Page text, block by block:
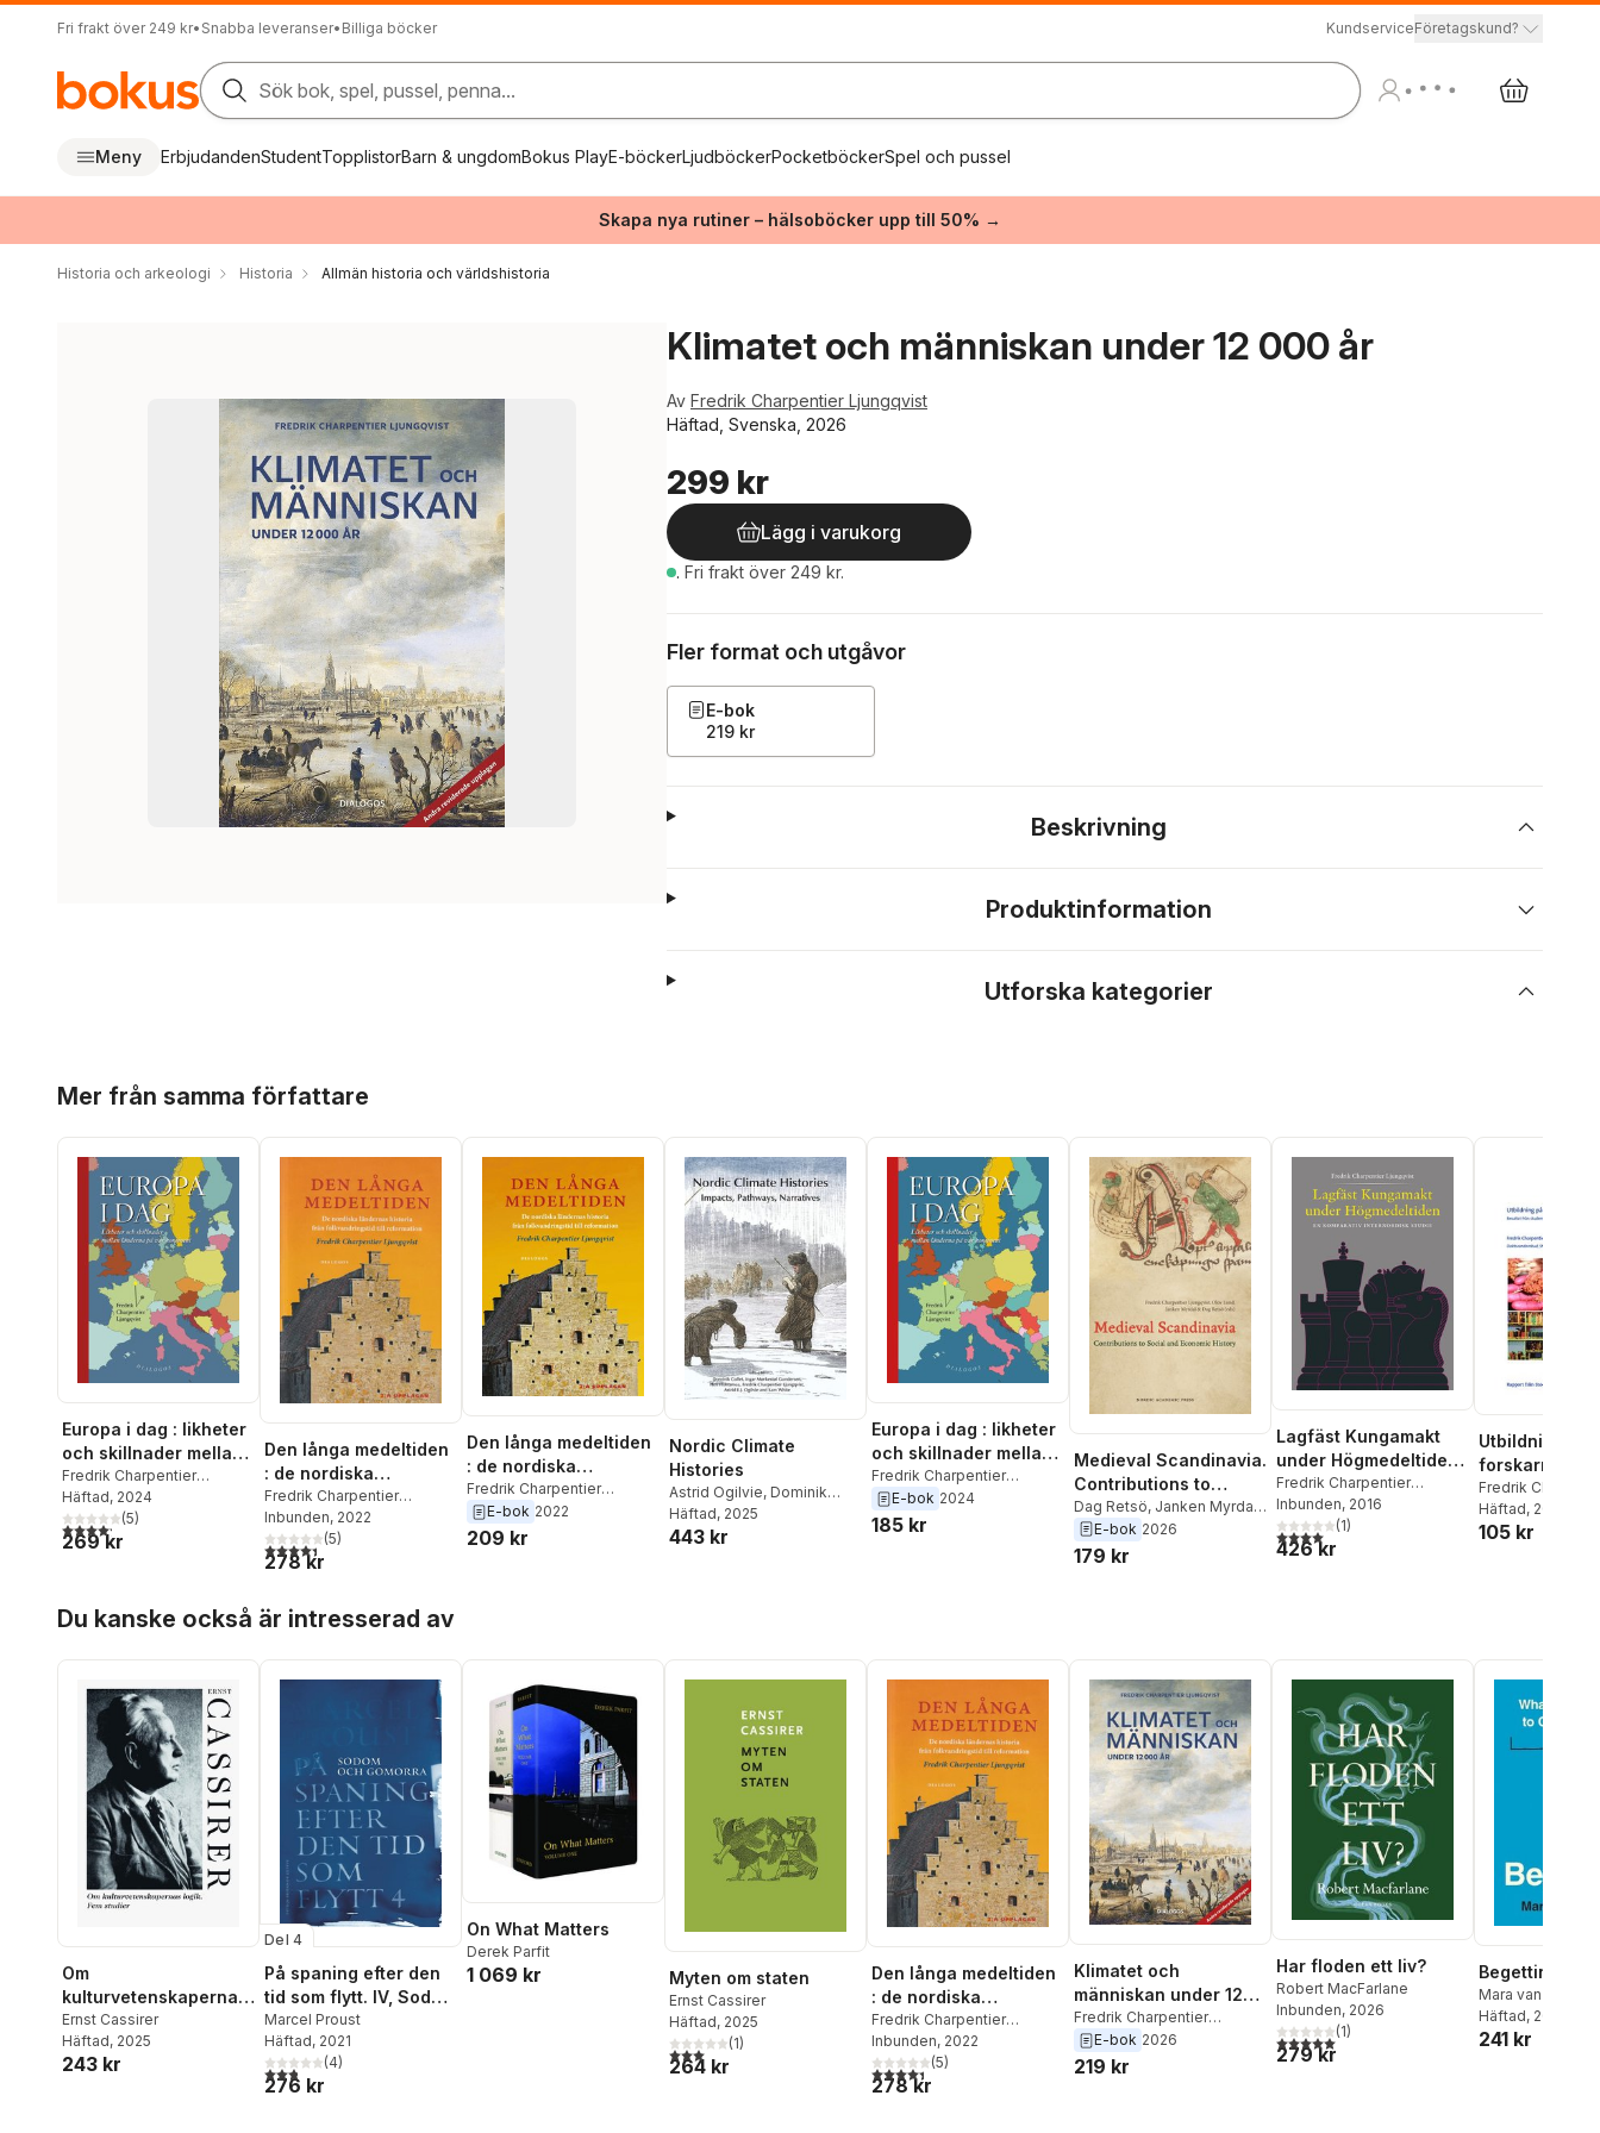
Fri frakt över 249 kr• Snabba leveranser• Billiga böcker KundserviceFöretagskund?
Sök bok, spel, pussel, penna...
Meny ErbjudandenStudentTopplistorBarn & ungdomBokus PlayE-böckerLjudböckerPocketböckerSpel och pussel
Skapa nya rutiner – hälsoböcker upp till 50% →
Historia och arkeologi Historia Allmän historia och världshistoria
Klimatet och människan under 12 000 år
Av Fredrik Charpentier Ljungqvist
Häftad, Svenska, 2026
299 kr
Lägg i varukorg
. Fri frakt över 249 kr.
Fler format och utgåvor
E-bok
219 kr
Beskrivning
Produktinformation
Utforska kategorier
Mer från samma författare
Europa i dag : likheter
och skillnader mellan
länderna på vår
kontinent
Fredrik Charpentier
Ljungqvist
Häftad, 2024
4,2utav 5 stjärnor. Totalt antal röster:
(5)
269 kr
Den långa medeltiden
: de nordiska
ländernas historia
från folkvandringstid
till reformation
Fredrik Charpentier
Ljungqvist
Inbunden, 2022
4,4utav 5 stjärnor. Totalt antal röster:
(5)
278 kr
Den långa medeltiden
: de nordiska
ländernas historia
från folkvandringstid
till reformation
Fredrik Charpentier
Ljungqvist
E-bok 2022
209 kr
Nordic Climate
Histories
Astrid Ogilvie, Dominik
Collet,Sam White
Mørkestøl Gundersen
Häftad, 2025
443 kr
Europa i dag : likheter
och skillnader mellan
länderna på vår
kontinent
Fredrik Charpentier
Ljungqvist
E-bok 2024
185 kr
Medieval Scandinavia.
Contributions to
Social and Economic
History
Dag Retsö, Janken Myrdal ,
Fredrik Charpentier
Ljungqvist
E-bok 2026
179 kr
Lagfäst Kungamakt
under Högmedeltiden
– En komparativ
internnordisk studie
Fredrik Charpentier
Ljungqvist
Inbunden, 2016
4,0utav 5 stjärnor. Totalt antal röster:
(1)
426 kr
Utbildning på
forskarnivå
Stockholms
universitet :
från
studentkår
Fredrik
Ljungqvist
Häftad, 2015
105 kr
Du kanske också är intresserad av
Om
kulturvetenskapernas
logik. Fem studier
Ernst Cassirer
Häftad, 2025
243 kr
Del 4
På spaning efter den
tid som flytt. IV, Sodom
och Gomorra
Marcel Proust
Häftad, 2021
2,8utav 5 stjärnor. Totalt antal röster:
(4)
276 kr
On What Matters
Derek Parfit
1 069 kr Myten om staten
Ernst Cassirer
Häftad, 2025
3,0utav 5 stjärnor. Totalt antal röster:
(1)
264 kr
Den långa medeltiden
: de nordiska
ländernas historia
från folkvandringstid
till reformation
Fredrik Charpentier
Ljungqvist
Inbunden, 2022
4,4utav 5 stjärnor. Totalt antal röster:
(5)
278 kr
Klimatet och
människan under 12
000 år
Fredrik Charpentier
Ljungqvist
E-bok 2026
219 kr
Har floden ett liv?
Robert MacFarlane
Inbunden, 2026
5,0utav 5 stjärnor. Totalt antal röster:
(1)
279 kr
Begetting
Mara van der
Häftad, 2026
241 kr